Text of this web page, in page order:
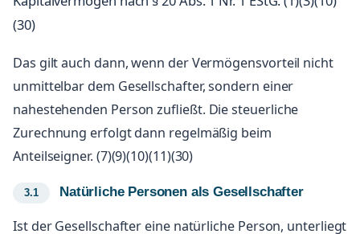
(30)
Das gilt auch dann, wenn der Vermögensvorteil nicht
unmittelbar dem Gesellschafter, sondern einer
nahestehenden Person zufließt. Die steuerliche
Zurechnung erfolgt dann regelmäßig beim
Anteilseigner. (7)(9)(10)(11)(30)
Natürliche Personen als Gesellschafter
Ist der Gesellschafter eine natürliche Person, unterliegt